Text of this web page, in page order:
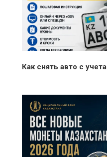
Как снять авто с учета